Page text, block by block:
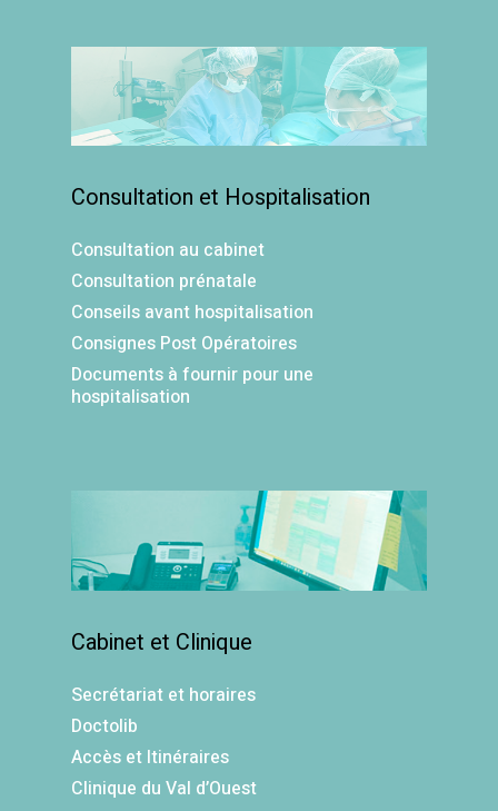
Consultation et Hospitalisation
Consultation au cabinet
Consultation prénatale
Conseils avant hospitalisation
Consignes Post Opératoires
Documents à fournir pour une
hospitalisation
Cabinet et Clinique
Secrétariat et horaires
Doctolib
Accès et Itinéraires
Clinique du Val d’Ouest